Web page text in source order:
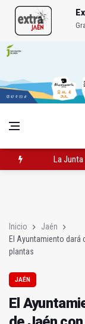
Rubén
Inicio
Jaén
El Ayuntamiento dará
plantas
JAÉN
El